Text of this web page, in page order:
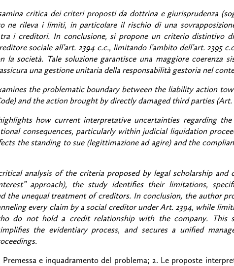
critica dei criteri proposti da dottrina e giurisprudenza
ne rileva i limiti, in particolare il rischio di una
i creditori. In conclusione, si propone un criterio distintivo
sociale all’art. 2394 c.c., limitando l’ambito dell’art. 2395
la società. Tale soluzione garantisce una maggiore coerenza
una gestione unitaria della responsabilità gestoria nel
the problematic boundary between the liability action
and the action brought by directly damaged third parties
how current interpretative uncertainties regarding
consequences, particularly within judicial liquidation
the standing to sue (legittimazione ad agire) and the
analysis of the criteria proposed by legal scholarship and
approach), the study identifies their limitations,
the unequal treatment of creditors. In conclusion, the author
every claim by a social creditor under Art. 2394, while
do not hold a credit relationship with the company. This
the evidentiary process, and secures a unified
Premessa e inquadramento del problema; 2. Le proposte